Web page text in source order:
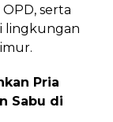
serta
lingkungan
Pria
Sabu di